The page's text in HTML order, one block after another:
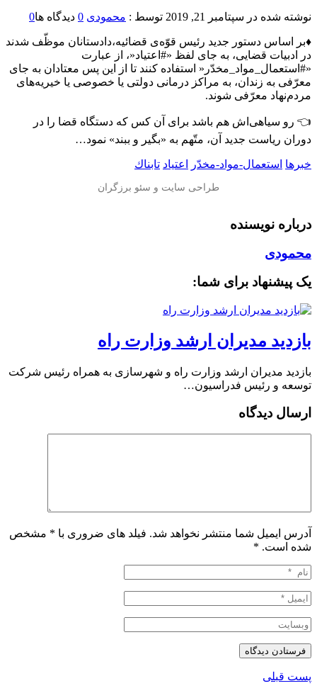
نوشته شده در سپتامبر 21, 2019 توسط : محمودی 0 دیدگاه ها0
♦️بر اساس دستور جدید رئیس قوّه‌ی قضائیه،دادستانان موظّف شدند
در ادبیات قضایی، به جای لفظ «#اعتیاد«، از عبارت
«#استعمال_مواد_مخدّر« استفاده کنند تا از این پس معتادان به جای
معرّفی به زندان، به مراکز درمانی دولتی یا خصوصی یا خیریه‌های
مردم‌نهاد معرّفی شوند.
👈 رو سیاهی‌اش هم باشد برای آن کس که دستگاه قضا را در
دوران ریاست جدید آن، متّهم به «بگیر و ببند» نمود…
خبرها استعمال-مواد-مخدّر اعتیاد تابناك
درباره نویسنده
محمودی
یک پیشنهاد برای شما:
بازدید مدیران ارشد وزارت راه
بازدید مدیران ارشد وزارت راه و شهرسازی به همراه رئیس شرکت
توسعه و رئیس فدراسیون…
ارسال دیدگاه
آدرس ایمیل شما منتشر نخواهد شد. فیلد های ضروری با * مشخص
شده است. *
پست قبلی